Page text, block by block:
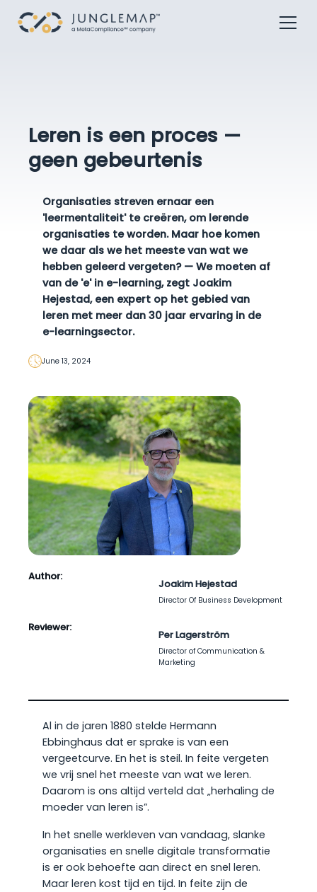
Leren is een proces —
geen gebeurtenis
Organisaties streven ernaar een
'leermentaliteit' te creëren, om lerende
organisaties te worden. Maar hoe komen
we daar als we het meeste van wat we
hebben geleerd vergeten? — We moeten af
van de 'e' in e-learning, zegt Joakim
Hejestad, een expert op het gebied van
leren met meer dan 30 jaar ervaring in de
e-learningsector.
June 13, 2024
Author:
Joakim Hejestad
Director Of Business Development
Reviewer:
Per Lagerström
Director of Communication &
Marketing
Al in de jaren 1880 stelde Hermann
Ebbinghaus dat er sprake is van een
vergeetcurve. En het is steil. In feite vergeten
we vrij snel het meeste van wat we leren.
Daarom is ons altijd verteld dat „herhaling de
moeder van leren is”.
In het snelle werkleven van vandaag, slanke
organisaties en snelle digitale transformatie
is er ook behoefte aan direct en snel leren.
Maar leren kost tijd en tijd. In feite zijn de